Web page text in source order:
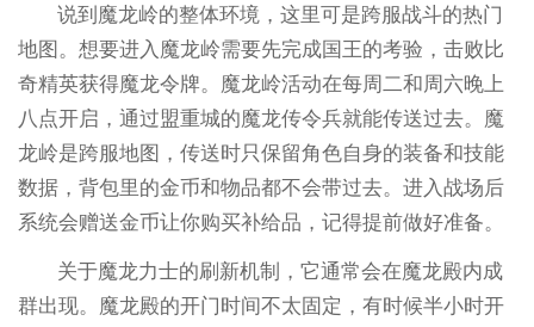
说到魔龙岭的整体环境，这里可是跨服战斗的热门
地图。想要进入魔龙岭需要先完成国王的考验，击败比
奇精英获得魔龙令牌。魔龙岭活动在每周二和周六晚上
八点开启，通过盟重城的魔龙传令兵就能传送过去。魔
龙岭是跨服地图，传送时只保留角色自身的装备和技能
数据，背包里的金币和物品都不会带过去。进入战场后
系统会赠送金币让你购买补给品，记得提前做好准备。
关于魔龙力士的刷新机制，它通常会在魔龙殿内成
群出现。魔龙殿的开门时间不太固定，有时候半小时开